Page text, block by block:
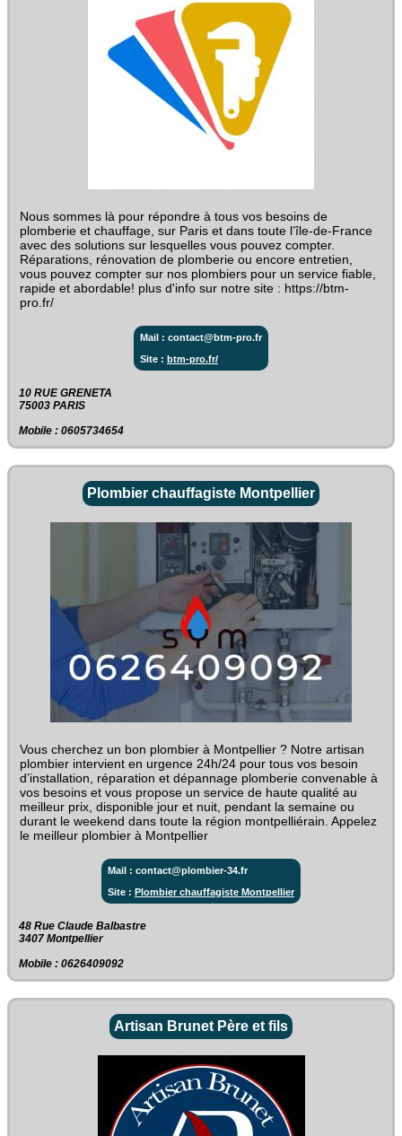
Nous sommes là pour répondre à tous vos besoins de
plomberie et chauffage, sur Paris et dans toute l’île-de-France
avec des solutions sur lesquelles vous pouvez compter.
Réparations, rénovation de plomberie ou encore entretien,
vous pouvez compter sur nos plombiers pour un service fiable,
rapide et abordable! plus d'info sur notre site : https://btm-
pro.fr/
Mail : contact@btm-pro.fr
Site : btm-pro.fr/
10 RUE GRENETA‎
75003 PARIS
Mobile : 0605734654
Plombier chauffagiste Montpellier
Vous cherchez un bon plombier à Montpellier ? Notre artisan
plombier intervient en urgence 24h/24 pour tous vos besoin
d’installation, réparation et dépannage plomberie convenable à
vos besoins et vous propose un service de haute qualité au
meilleur prix, disponible jour et nuit, pendant la semaine ou
durant le weekend dans toute la région montpelliérain. Appelez
le meilleur plombier à Montpellier
Mail : contact@plombier-34.fr
Site : Plombier chauffagiste Montpellier
48 Rue Claude Balbastre‎
3407 Montpellier
Mobile : 0626409092
Artisan Brunet Père et fils